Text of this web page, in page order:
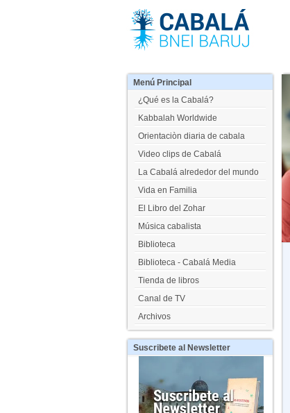
MenúPrincipal
¿Qué es la Cabalá?
Kabbalah Worldwide
Orientaciòn diaria de cabala
Video clips de Cabalá
La Cabalá alrededor del mundo
Vida en Familia
El Libro del Zohar
Música cabalista
Biblioteca
Biblioteca - Cabalá Media
Tienda de libros
Canal de TV
Archivos
Suscribeteal Newsletter